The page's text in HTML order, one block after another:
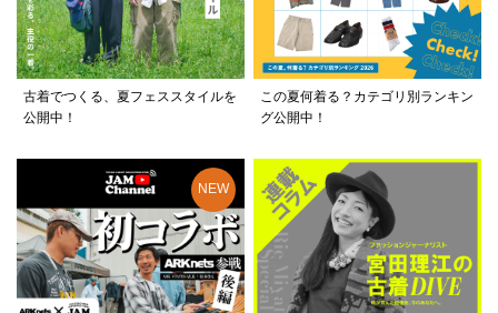
古着でつくる、夏フェススタイルを
公開中！
この夏何着る？カテゴリ別ランキン
グ公開中！